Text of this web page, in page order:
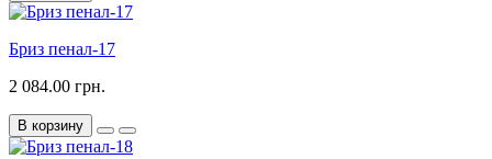
Бриз пенал-17
2 084.00 грн.
В корзину